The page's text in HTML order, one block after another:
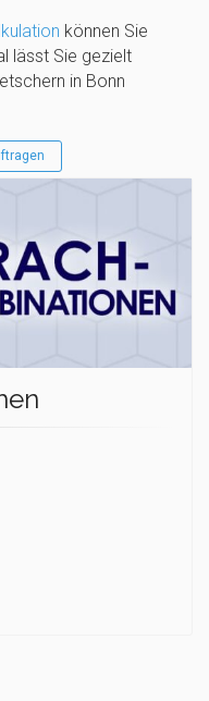
können Sie
lässt Sie gezielt
in Bonn